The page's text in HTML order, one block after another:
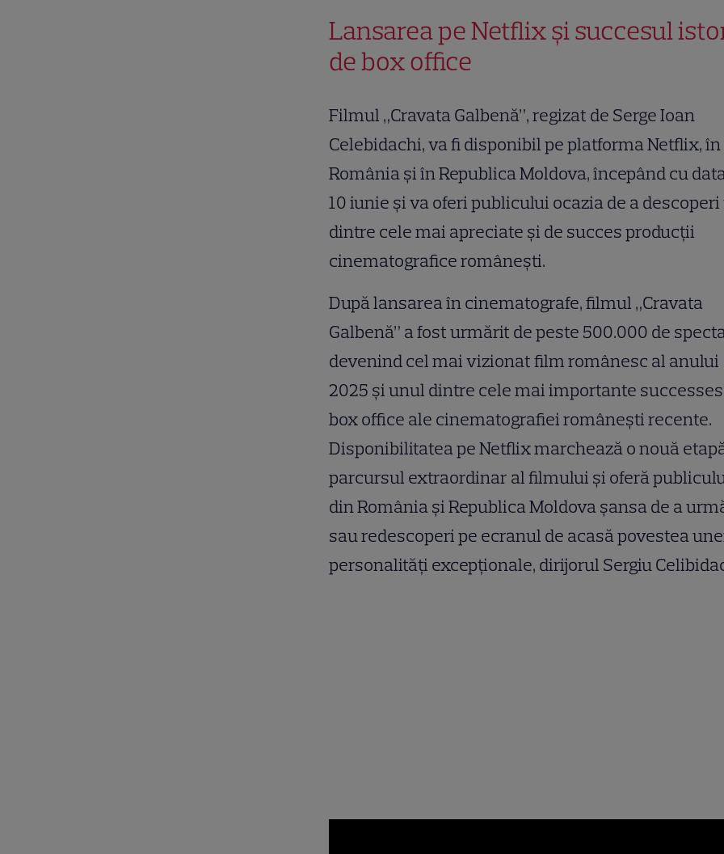
Lansarea pe Netflix și succesul
de box office
Filmul „Cravata Galbenă”, regizat de Serge Ioan
Celebidachi, va fi disponibil pe platforma Netflix, în
România și în Republica Moldova, începând cu
10 iunie și va oferi publicului ocazia de a
dintre cele mai apreciate și de succes producții
cinematografice românești.
După lansarea în cinematografe, filmul „Cravata
Galbenă” a fost urmărit de peste 500.000 de
devenind cel mai vizionat film românesc al anului
2025 și unul dintre cele mai importante
box office ale cinematografiei românești recente.
Disponibilitatea pe Netflix marchează o nouă
parcursul extraordinar al filmului și oferă
din România și Republica Moldova șansa de a
sau redescoperi pe ecranul de acasă povestea
personalități excepționale, dirijorul Sergiu